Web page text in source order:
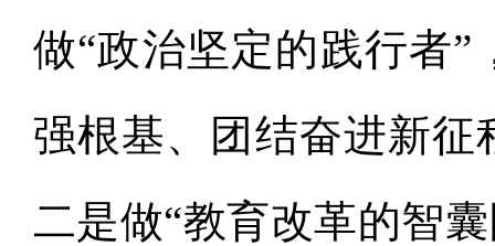
做“政治坚定的践行者
强根基、团结奋进新征
二是做“教育改革的智